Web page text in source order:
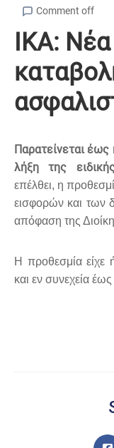
Comment off
ΙΚΑ:
Παρατείνεται έως
λήξη της
επέλθει, η
εισφορών και των
απόφαση της
Η προθεσμία είχε
και εν συνεχεία έως